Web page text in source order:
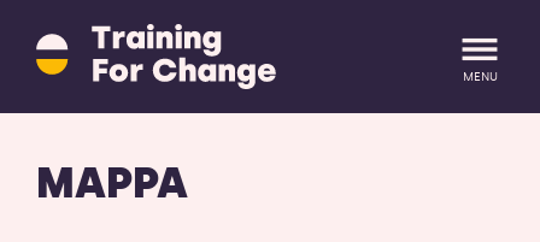
Training
for
Change
alla
homepage
MENU
MAPPA